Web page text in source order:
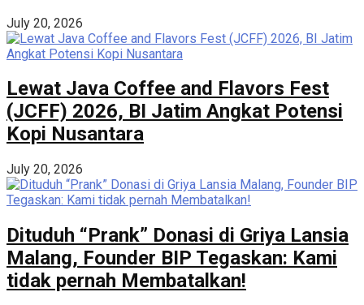
July 20, 2026
Lewat Java Coffee and Flavors Fest
(JCFF) 2026, BI Jatim Angkat Potensi
Kopi Nusantara
July 20, 2026
Dituduh “Prank” Donasi di Griya Lansia
Malang, Founder BIP Tegaskan: Kami
tidak pernah Membatalkan!